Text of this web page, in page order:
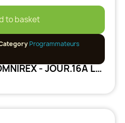
to basket
Programmateurs
Programmateur OMNIREX - JOUR.16A LE GRAND